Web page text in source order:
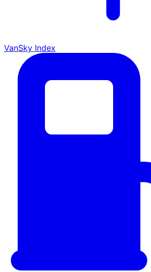
VanSky Index